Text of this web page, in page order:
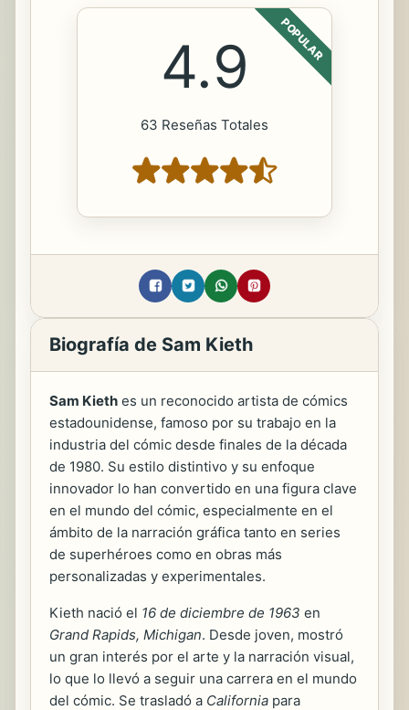
POPULAR
4.9
63 Reseñas Totales
Biografía de Sam Kieth
Sam Kieth es un reconocido artista de cómics
estadounidense, famoso por su trabajo en la
industria del cómic desde finales de la década
de 1980. Su estilo distintivo y su enfoque
innovador lo han convertido en una figura clave
en el mundo del cómic, especialmente en el
ámbito de la narración gráfica tanto en series
de superhéroes como en obras más
personalizadas y experimentales.
Kieth nació el 16 de diciembre de 1963 en
Grand Rapids, Michigan. Desde joven, mostró
un gran interés por el arte y la narración visual,
lo que lo llevó a seguir una carrera en el mundo
del cómic. Se trasladó a California para